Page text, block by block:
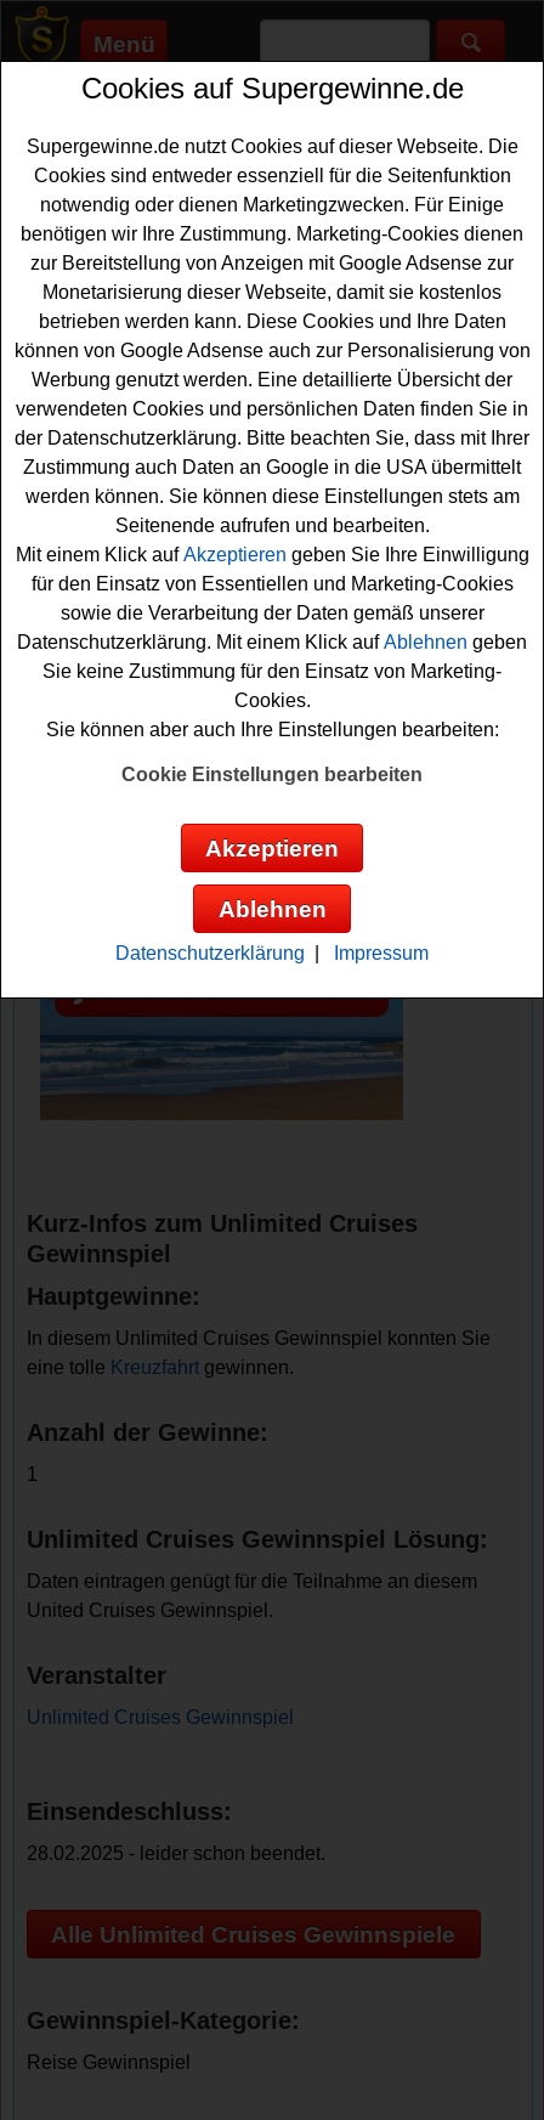
Menü
Supergewinne.de>Gewinnspiele>Reise Gewinnspiele>United
Anzeige:
Anzeige:
United Cruises Gewinnspiel -
Kreuzfahrt gewinnen
Wer gern eine schöneKreuzfahrt gewinnenmöchte,
sollte bei diesem kostenlosen United Cruises
Gewinnspiel mitmachen. Verlost wird eine Kreuzfahrt auf
der Vasco da Gama nach Norwegen zum Nordkap und
den Lofoten. Falls Sie die schöne Kreuzfahrt gewinnen
möchten, sollten Sie gleich bei dem United Cruises
Gewinnspiel mitmachen und ihr Glück versuchen.
Vielleicht haben Sie ja Glück? Auf jeden Fall drücken wir
schon einmal fest die Daumen. Viel Erfolg!
Unlimited Cruises verlost eine tolle
Kurz-Infos zum Unlimited Cruises
Gewinnspiel
Hauptgewinne:
In diesem Unlimited Cruises Gewinnspiel konnten Sie
eine tolle Kreuzfahrt gewinnen.
Anzahl der Gewinne:
1
Unlimited Cruises Gewinnspiel Lösung:
Daten eintragen genügt für die Teilnahme an diesem
United Cruises Gewinnspiel.
Veranstalter
Unlimited Cruises Gewinnspiel
Einsendeschluss:
28.02.2025 - leider schon beendet.
Alle Unlimited Cruises Gewinnspiele
Gewinnspiel-Kategorie:
Reise Gewinnspiel
Cookies auf Supergewinne.de
Supergewinne.de nutzt Cookies auf dieser Webseite. Die
Cookies sind entweder essenziell für die Seitenfunktion
notwendig oder dienen Marketingzwecken. Für Einige
benötigen wir Ihre Zustimmung. Marketing-Cookies dienen
zur Bereitstellung von Anzeigen mit Google Adsense zur
Monetarisierung dieser Webseite, damit sie kostenlos
betrieben werden kann. Diese Cookies und Ihre Daten
können von Google Adsense auch zur Personalisierung von
Werbung genutzt werden. Eine detaillierte Übersicht der
verwendeten Cookies und persönlichen Daten finden Sie in
der Datenschutzerklärung. Bitte beachten Sie, dass mit Ihrer
Zustimmung auch Daten an Google in die USA übermittelt
werden können. Sie können diese Einstellungen stets am
Seitenende aufrufen und bearbeiten.
Mit einem Klick aufAkzeptieren geben Sie Ihre Einwilligung
für den Einsatz von Essentiellen und Marketing-Cookies
sowie die Verarbeitung der Daten gemäß unserer
Datenschutzerklärung. Mit einem Klick aufAblehnen geben
Sie keine Zustimmung für den Einsatz von Marketing-
Cookies.
Sie können aber auch Ihre Einstellungen bearbeiten:
Cookie Einstellungen bearbeiten
Akzeptieren
Ablehnen
Datenschutzerklärung Impressum